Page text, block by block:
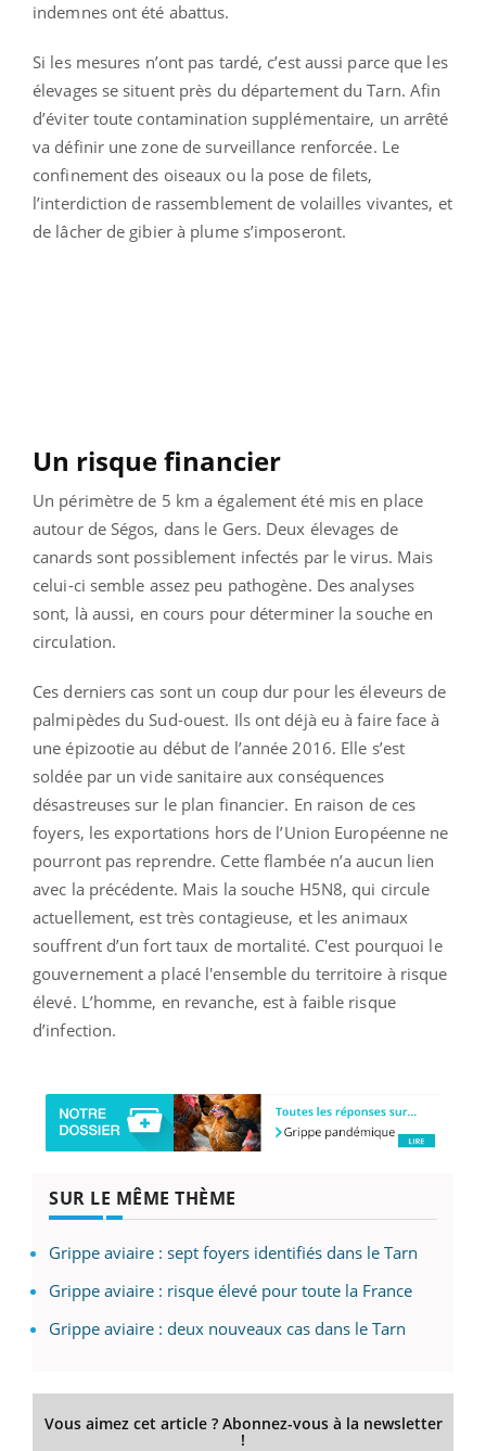
indemnes ont été abattus.
Si les mesures n’ont pas tardé, c’est aussi parce que les
élevages se situent près du département du Tarn. Afin
d’éviter toute contamination supplémentaire, un arrêté
va définir une zone de surveillance renforcée. Le
confinement des oiseaux ou la pose de filets,
l’interdiction de rassemblement de volailles vivantes, et
de lâcher de gibier à plume s’imposeront.
Un risque financier
Un périmètre de 5 km a également été mis en place
autour de Ségos, dans le Gers. Deux élevages de
canards sont possiblement infectés par le virus. Mais
celui-ci semble assez peu pathogène. Des analyses
sont, là aussi, en cours pour déterminer la souche en
circulation.
Ces derniers cas sont un coup dur pour les éleveurs de
palmipèdes du Sud-ouest. Ils ont déjà eu à faire face à
une épizootie au début de l’année 2016. Elle s’est
soldée par un vide sanitaire aux conséquences
désastreuses sur le plan financier. En raison de ces
foyers, les exportations hors de l’Union Européenne ne
pourront pas reprendre. Cette flambée n’a aucun lien
avec la précédente. Mais la souche H5N8, qui circule
actuellement, est très contagieuse, et les animaux
souffrent d’un fort taux de mortalité. C'est pourquoi le
gouvernement a placé l'ensemble du territoire à risque
élevé. L’homme, en revanche, est à faible risque
d’infection.
SUR LE MÊME THÈME
Grippe aviaire : sept foyers identifiés dans le Tarn
Grippe aviaire : risque élevé pour toute la France
Grippe aviaire : deux nouveaux cas dans le Tarn
Vous aimez cet article ? Abonnez-vous à la newsletter
!